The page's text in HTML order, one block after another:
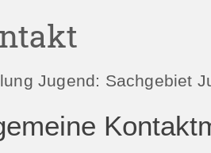
Jugend: Sachgebiet